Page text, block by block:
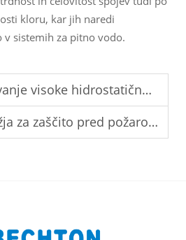
kloru, kar jih naredi
sistemih za pitno vodo.
hidrostatične odpornosti cevi iz PVC-O
pred požarom, ki se zanašajo na trdnost cevi iz PVC-O